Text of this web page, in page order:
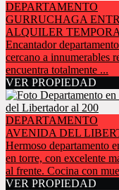
DEPARTAMENTO
GURRUCHAGA
ALQUILER
Encantador
cercano a innumerables
encuentra totalmente ...
VER PROPIEDAD
DEPARTAMENTO
AVENIDA DEL
Hermoso departamento
en torre, con excelente
al frente. Cocina con
VER PROPIEDAD